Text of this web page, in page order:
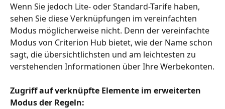
Wenn Sie jedoch Lite- oder Standard-Tarife haben,
sehen Sie diese Verknüpfungen im vereinfachten
Modus möglicherweise nicht. Denn der vereinfachte
Modus von Criterion Hub bietet, wie der Name schon
sagt, die übersichtlichsten und am leichtesten zu
verstehenden Informationen über Ihre Werbekonten.
Zugriff auf verknüpfte Elemente im erweiterten
Modus der Regeln: